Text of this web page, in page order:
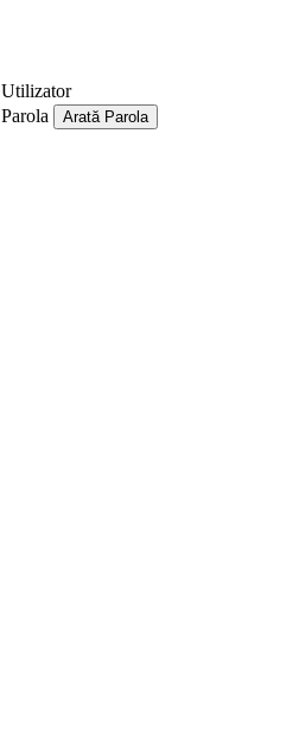
Utilizator
Parola
Arată Parola